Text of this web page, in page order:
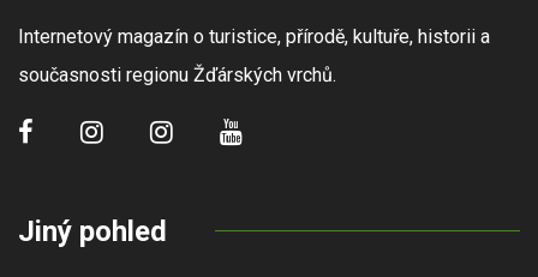
Internetový magazín o turistice, přírodě, kultuře, historii a
současnosti regionu Žďárských vrchů.
Jiný pohled